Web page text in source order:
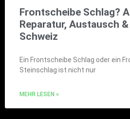
Frontscheibe Schlag?
Reparatur, Austausch
Schweiz
Ein Frontscheibe Schlag oder ein
Steinschlag ist nicht nur
MEHR LESEN »